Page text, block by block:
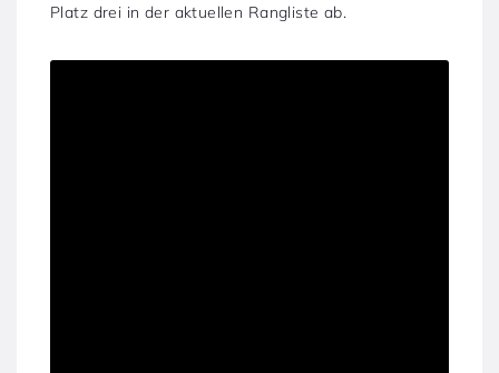
Platz drei in der aktuellen Rangliste ab.